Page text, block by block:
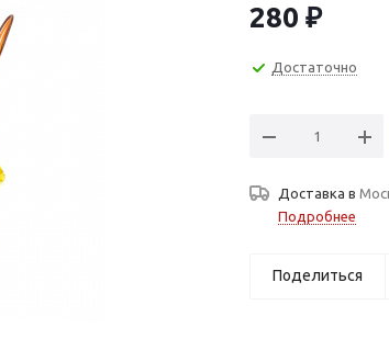
280 ₽
Достаточно
Доставка в
Подробнее
Поделиться